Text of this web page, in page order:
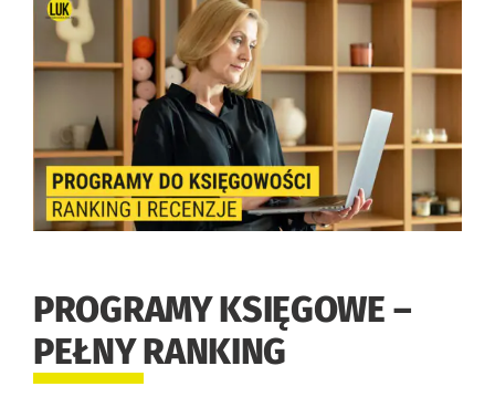
PROGRAMY KSIĘGOWE –
PEŁNYRANKING